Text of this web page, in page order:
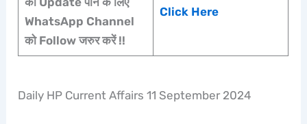
WhatsApp Channel
को Follow जरुर करें !!
Click Here
Daily HP Current Affairs 11 September 2024